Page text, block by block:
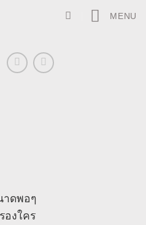
MENU
าดพอๆ
องใคร